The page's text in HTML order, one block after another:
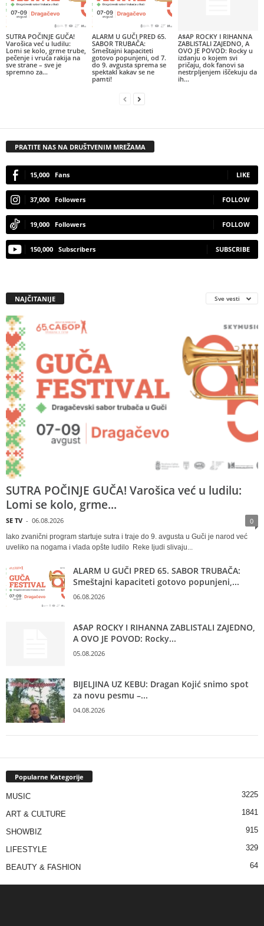
SUTRA POČINJE GUČA!
Varošica već u ludilu:
Lomi se kolo, grme trube,
pečenje i vruća rakija na
sve strane – sve je
spremno za...
ALARM U GUČI PRED 65.
SABOR TRUBAČA:
Smeštajni kapaciteti
gotovo popunjeni, od 7.
do 9. avgusta sprema se
spektakl kakav se ne
pamti!
A$AP ROCKY I RIHANNA
ZABLISTALI ZAJEDNO, A
OVO JE POVOD: Rocky u
izdanju o kojem svi
pričaju, dok fanovi sa
nestrpljenjem iščekuju da
ih...
PRATITE NAS NA DRUŠTVENIM MREŽAMA
15,000 Fans LIKE
37,000 Followers FOLLOW
19,000 Followers FOLLOW
150,000 Subscribers SUBSCRIBE
NAJČITANIJE Sve vesti
SUTRA POČINJE GUČA! Varošica već u ludilu:
Lomi se kolo, grme...
SE TV - 06.08.2026 0
Iako zvanični program startuje sutra i traje do 9. avgusta u Guči je narod već
uveliko na nogama i vlada opšte ludilo Reke ljudi slivaju...
ALARM U GUČI PRED 65. SABOR TRUBAČA:
Smeštajni kapaciteti gotovo popunjeni,...
06.08.2026
A$AP ROCKY I RIHANNA ZABLISTALI ZAJEDNO,
A OVO JE POVOD: Rocky...
05.08.2026
BIJELJINA UZ KEBU: Dragan Kojić snimo spot
za novu pesmu –...
04.08.2026
Popularne Kategorije
MUSIC 3225
ART & CULTURE 1841
SHOWBIZ 915
LIFESTYLE 329
BEAUTY & FASHION 64